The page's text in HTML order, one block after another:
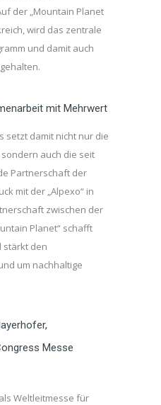
der „Mountain Planet
wird das zentrale
und damit auch
mit Mehrwert
setzt damit nicht nur die
sondern auch die seit
Partnerschaft der
mit der „Alpexo“ in
zwischen der
Planet“ schafft
stärkt den
um nachhaltige
Messe
als Weltleitmesse für